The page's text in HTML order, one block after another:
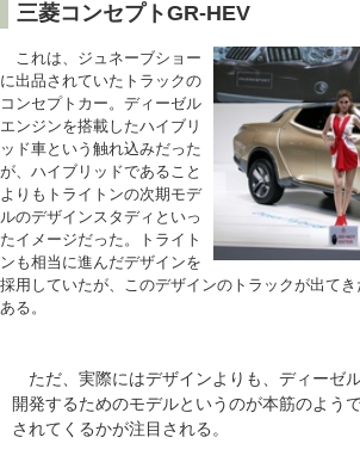
三菱コンセプトGR-HEV
これは、ジュネーブショー
に出品されていたトラックの
コンセプトカー。ディーゼル
エンジンを搭載したハイブリ
ッド車という触れ込みだった
が、ハイブリッドであること
よりもトライトンの次期モデ
ルのデザインスタディといっ
たイメージだった。トライト
ンも相当に進んだデザインを
採用していたが、このデザインのトラックが出て
ある。
ただ、実際にはデザインよりも、ディーゼ
開発するためのモデルというのが本筋のよう
されてくるかが注目される。